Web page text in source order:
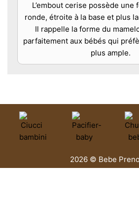
L’embout cerise possède une
ronde, étroite à la base et plus
Il rappelle la forme du
parfaitement aux bébés qui
plus ample.
2026 © Bebe